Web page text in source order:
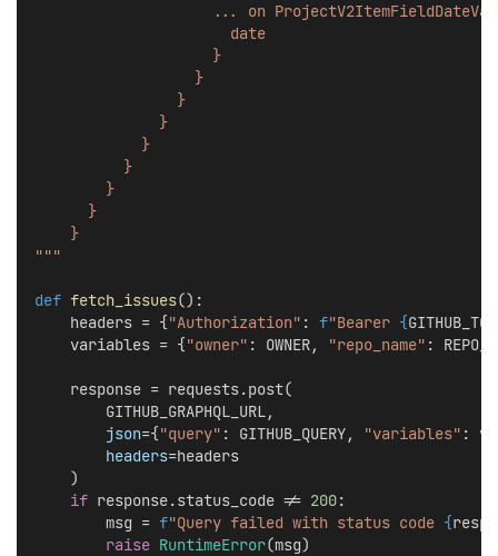
... on
                      date
                    }
                  }
                }
              }
            }
          }
        }
      }
    }
"""
def fetch_issues():
    headers = {
"Authorization" : f"Bearer {
    variables = {
"owner" : OWNER, "repo_name" :
    response = requests.post(
        GITHUB_GRAPHQL_URL,
json={"query" : GITHUB_QUERY, "variables" :
headers=headers
    )
if response.status_code != 200:
        msg =
f"Query failed with status code {
raise RuntimeError(msg)